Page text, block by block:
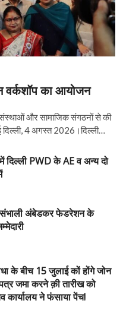
वर्कशॉप का आयोजन
संस्थाओं और सामाजिक संगठनों से की
दिल्ली, 4 अगस्त 2026।दिल्ली…
दिल्ली PWD के AE व अन्य दो
अंबेडकर फेडरेशन के
के बीच 15 जुलाई कों होंगे जोन
जमा करने क़ी तारीख को
कार्यालय ने फंसाया पेंच!